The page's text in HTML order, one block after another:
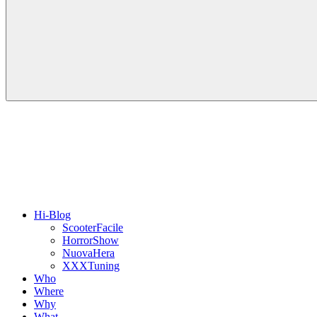
Hi-Blog
ScooterFacile
HorrorShow
NuovaHera
XXXTuning
Who
Where
Why